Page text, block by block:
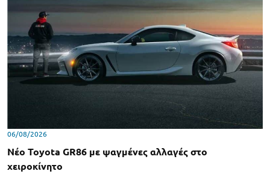
06/08/2026
Νέο Toyota GR86 με ψαγμένες αλλαγές στο
χειροκίνητο